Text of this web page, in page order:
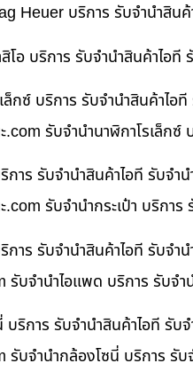
Heuer บริการ รับจำนำสิน
โอ บริการ รับจำนำสินค้าไอ
ล็กซ์ บริการ รับจำนำสินค้าไ
รับจำนำนาฬิกาโรเล็ก
ริการ รับจำนำสินค้าไอที รับจ
รับจำนำกระเป๋า บริกา
การ รับจำนำสินค้าไอที รับจ
รับจำนำไอแพด บริการ รับจ
บริการ รับจำนำสินค้าไอที รั
รับจำนำกล้องโซนี่ บริการ รั